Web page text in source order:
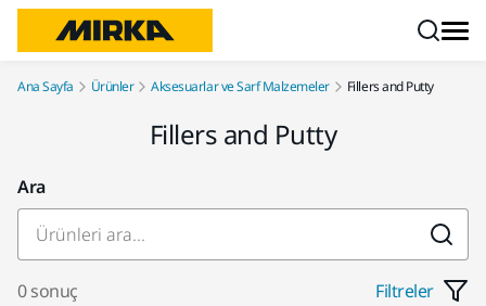
Ana Sayfa Ürünler Aksesuarlar ve Sarf Malzemeler Fillers and Putty
Fillers and Putty
Ara
0 sonuç Filtreler